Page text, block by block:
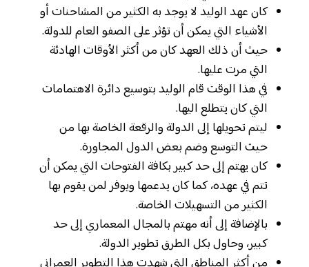
كان عهد الوليد لا يوجد به الكثير من المشاحنات أو
الأشياء التي يمكن أن تؤثر على الصفو العام للدولة.
حيث أن ذلك العهد كان من أكثر الأوقات الهادئة
التي مرت عليها.
في هذا الوقت قام الوليد بتوسيع دائرة الاهتمامات
التي كان يتطلع اليها.
ليتم تحويلها إلى الدولة والرقعة الخاصة بها من
حيث التوسع وضم بعض الدول المجاورة.
كان يهتم إلى حد كبير بكافة الفتوحات التي يمكن أن
تتم في عهده، كما كان يدعمها ويوفر لمن يقوم بها
الكثير من التسهيلات الخاصة.
بالإضافة إلى أنه مهتم بالمجال المعماري إلى حد
كبير، وحاول بكل الطرق تطوير الدولة.